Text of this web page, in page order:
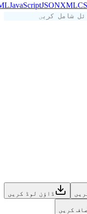
HTMLJavaScriptJSON
کریں
ڈاؤن لوڈ کریں